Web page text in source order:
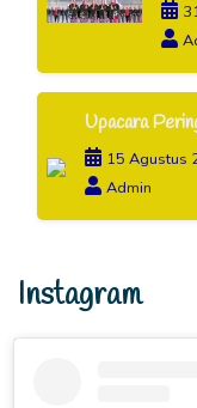
Upacara
15 Agustus
Admin
Instagram